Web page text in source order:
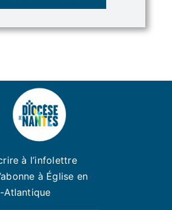
à l’infolettre
à Église en
Atlantique